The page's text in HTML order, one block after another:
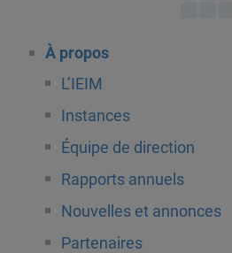
À propos
L’IEIM
Instances
Équipe de direction
Rapports annuels
Nouvelles et annonces
Partenaires